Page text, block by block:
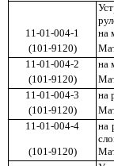
11-01-004-1
на
(101-9120)
11-01-004-2 на
(101-9120)
11-01-004-3 на
(101-9120)
11-01-004-4
на
(101-9120)